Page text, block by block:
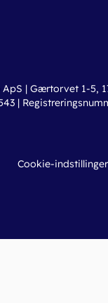
| Gærtorvet 1-5,
|
Cookie-indstillinger